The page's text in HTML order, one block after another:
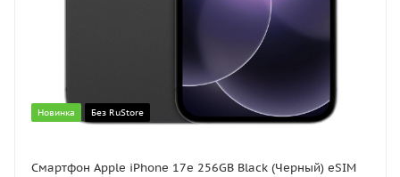
Новинка Без RuStore
Смартфон Apple iPhone 17e 256GB Black (Черный) eSIM